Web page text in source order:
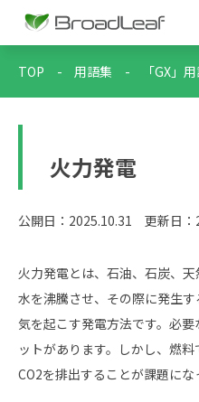
TOP - 用語集 - 「GX」
火力発電
公開日：2025.10.31 更新日：
火力発電とは、石油、石炭、
水を沸騰させ、その際に発生
気を起こす発電方法です。必
ットがあります。しかし、燃料
CO2を排出することが課題にな